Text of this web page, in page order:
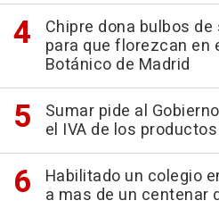
Chipre dona bulbos
para que florezcan en
Botánico de Madrid
Sumar pide al
el IVA de los
Habilitado un colegio
a mas de un centenar